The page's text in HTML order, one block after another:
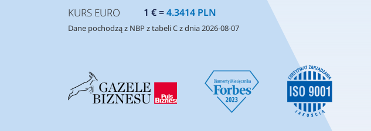
KURS EURO 1 € =4.3414 PLN
Dane pochodzą z NBP z tabeli C z dnia 2026-08-07